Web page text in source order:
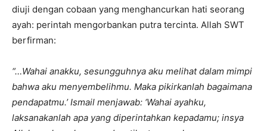
diuji dengan cobaan yang menghancurkan hati seorang
ayah: perintah mengorbankan putra tercinta. Allah SWT
berfirman:
“…Wahai anakku, sesungguhnya aku melihat dalam mimpi
bahwa aku menyembelihmu. Maka pikirkanlah bagaimana
pendapatmu.’ Ismail menjawab: ‘Wahai ayahku,
laksanakanlah apa yang diperintahkan kepadamu; insya